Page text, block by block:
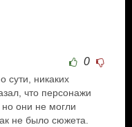
0
сути, никаких
что персонажи
они не могли
не было сюжета.